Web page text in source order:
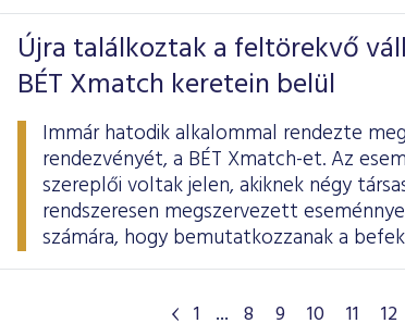
Újra találkoztak a feltörekvő
BÉT Xmatch keretein belül
Immár hatodik alkalommal rendezte
rendezvényét, a BÉT Xmatch-et. Az
szereplői voltak jelen, akiknek négy
rendszeresen megszervezett
számára, hogy bemutatkozzanak a
1 ... 8 9 10 11 12